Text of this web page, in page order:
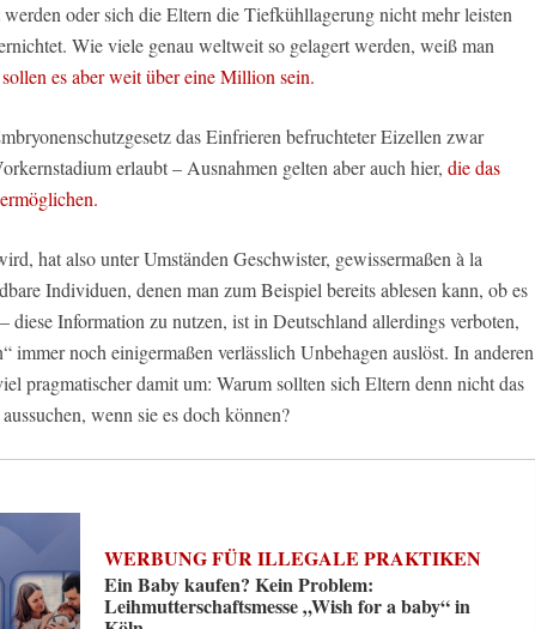
oder sich die Eltern die Tiefkühllagerung nicht mehr leisten
Wie viele genau weltweit so gelagert werden, weiß man
sollen es aber weit über eine Million sein.
das Einfrieren befruchteter Eizellen zwar
erlaubt – Ausnahmen gelten aber auch hier, die das
hat also unter Umständen Geschwister, gewissermaßen à la
Individuen, denen man zum Beispiel bereits ablesen kann, ob es
diese Information zu nutzen, ist in Deutschland allerdings verboten,
immer noch einigermaßen verlässlich Unbehagen auslöst. In anderen
pragmatischer damit um: Warum sollten sich Eltern denn nicht das
wenn sie es doch können?
WERBUNG FÜR ILLEGALE PRAKTIKEN
Ein Baby kaufen? Kein Problem:
Leihmutterschaftsmesse „Wish for a baby“ in